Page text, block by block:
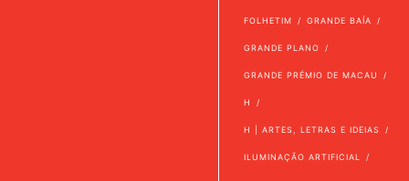
FOLHETIM GRANDE BAÍA
GRANDE PLANO
GRANDE PRÉMIO DE MACAU
H
H | ARTES, LETRAS E IDEIAS
ILUMINAÇÃO ARTIFICIAL